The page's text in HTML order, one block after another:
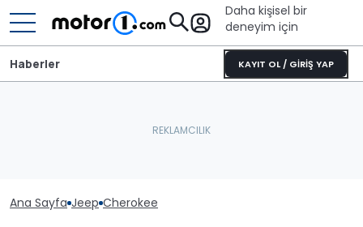
Daha kişisel bir
deneyim için
KAYIT OL / GİRİŞ YAP
Haberler
Ana Sayfa Jeep Cherokee